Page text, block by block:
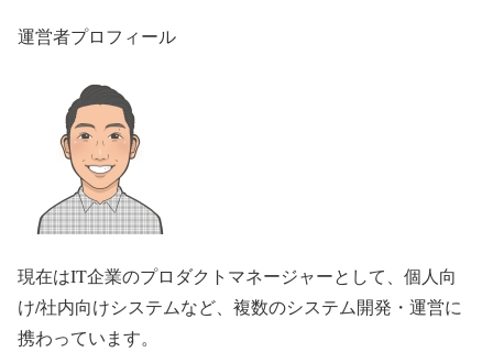
運営者プロフィール
現在はIT企業のプロダクトマネージャーとして、個人向
け/社内向けシステムなど、複数のシステム開発・運営に
携わっています。